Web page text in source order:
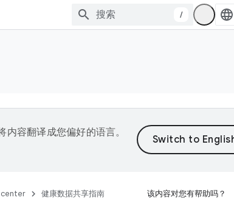
/
容翻译成您偏好的语言。
center 健康数据共享指南 该内容对您有帮助吗？